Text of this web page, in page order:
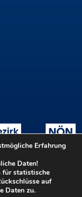
Erfahrung
Daten!
für statistische
auf
Daten zu.